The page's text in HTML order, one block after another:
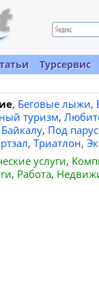
Турсервис
, Беговые лыжи,
туризм,
, Под
, Триатлон,
услуги,
, Работа,